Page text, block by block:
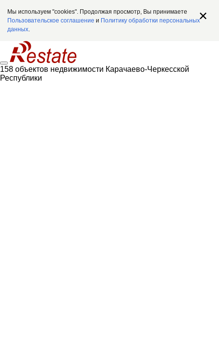
Мы используем "cookies". Продолжая просмотр, Вы принимаете
Пользовательское соглашение и Политику обработки персональных
данных.
158 объектов недвижимости Карачаево-Черкесской
Республики